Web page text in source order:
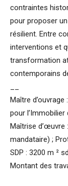
contraintes
pour proposer
résilient. Entre
interventions et
transformation
contemporains
Maître
pour
Maîtrise
mandataire) ;
SDP : 3200 m ²
Montant des